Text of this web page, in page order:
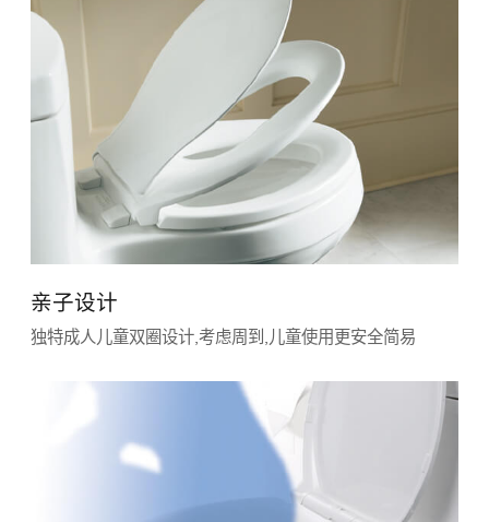
亲子设计
独特成人儿童双圈设计,考虑周到,儿童使用更安全简易